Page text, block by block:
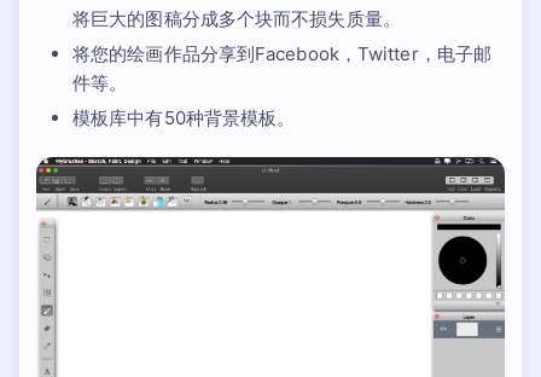
将巨大的图稿分成多个块而不损失质量。
将您的绘画作品分享到Facebook，Twitter，电子邮
件等。
模板库中有50种背景模板。